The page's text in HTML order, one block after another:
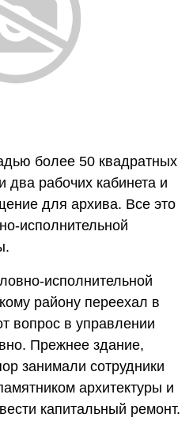
более 50 квадратных
два рабочих кабинета и
для архива. Все это
исполнительной
исполнительной
району переехал в
вопрос в управлении
Прежнее здание,
занимали сотрудники
архитектуры и
капитальный ремонт.